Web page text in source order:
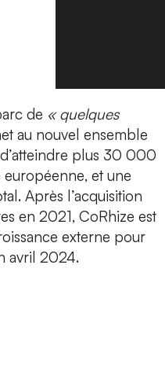
de « quelques
au nouvel ensemble
plus 30 000
européenne, et une
Après l’acquisition
en 2021, CoRhize est
externe pour
avril 2024.